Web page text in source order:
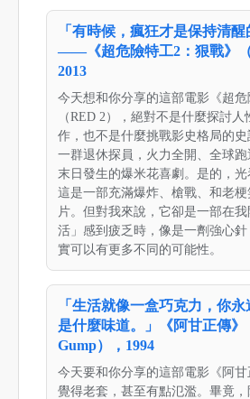
「有時候，瘋狂才是保持清醒
——《超危險特工2：狠戰》（
2013
今天想和你分享的這部電影《超危
（RED 2），絕對不是什麼探討
作，也不是什麼挑戰影史格局的
一群退休探員，火力全開、全球
末日發生的爆米花喜劇。是的，光
這是一部充滿爆炸、槍戰、和老
片。但對我來說，它卻是一部在
活」感到疲乏時，像是一劑強心
實可以有更多不同的可能性。
「生活就像一盒巧克力，你
是什麼味道。」《阿甘正傳》
Gump），1994
今天要和你分享的這部電影《阿
覺得老套，甚至有點氾濫。畢竟